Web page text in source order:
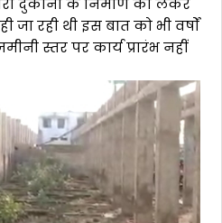
रही थी इस बात को भी वर्षों
स्तर पर कार्य प्रारंभ नहीं